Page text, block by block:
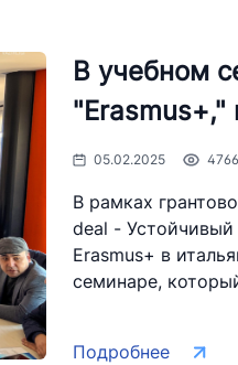
В учебном
"Erasmus+,"
05.02.2025 4766
В рамках
deal - Устойчивый
Erasmus+ в
семинаре,
Подробнее